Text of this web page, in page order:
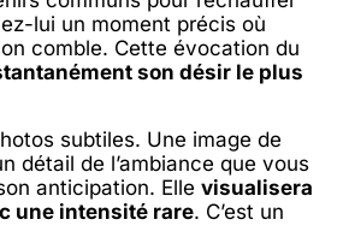
lui un moment précis où
comble. Cette évocation du
son désir le plus
subtiles. Une image de
détail de l’ambiance que vous
anticipation. Elle visualisera
une intensité rare. C’est un